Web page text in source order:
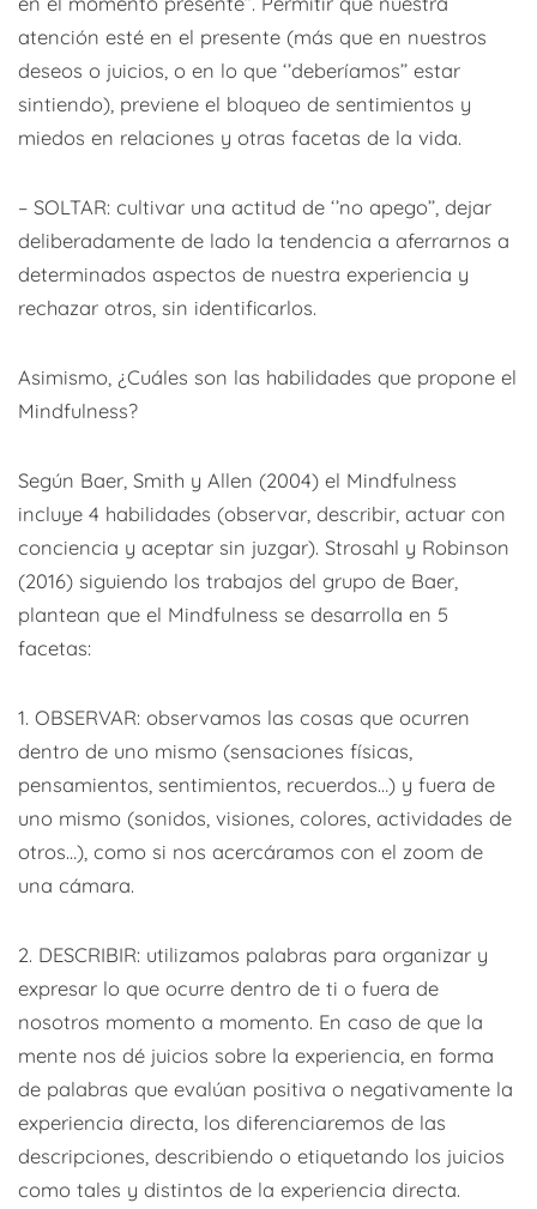
atención esté en el presente (más que en nuestros
deseos o juicios, o en lo que ‘’deberíamos’’ estar
sintiendo), previene el bloqueo de sentimientos y
miedos en relaciones y otras facetas de la vida.
– SOLTAR: cultivar una actitud de ‘’no apego’’, dejar
deliberadamente de lado la tendencia a aferrarnos a
determinados aspectos de nuestra experiencia y
rechazar otros, sin identificarlos.
Asimismo, ¿Cuáles son las habilidades que propone el
Mindfulness?
Según Baer, Smith y Allen (2004) el Mindfulness
incluye 4 habilidades (observar, describir, actuar con
conciencia y aceptar sin juzgar). Strosahl y Robinson
(2016) siguiendo los trabajos del grupo de Baer,
plantean que el Mindfulness se desarrolla en 5
facetas:
1. OBSERVAR: observamos las cosas que ocurren
dentro de uno mismo (sensaciones físicas,
pensamientos, sentimientos, recuerdos…) y fuera de
uno mismo (sonidos, visiones, colores, actividades de
otros…), como si nos acercáramos con el zoom de
una cámara.
2. DESCRIBIR: utilizamos palabras para organizar y
expresar lo que ocurre dentro de ti o fuera de
nosotros momento a momento. En caso de que la
mente nos dé juicios sobre la experiencia, en forma
de palabras que evalúan positiva o negativamente la
experiencia directa, los diferenciaremos de las
descripciones, describiendo o etiquetando los juicios
como tales y distintos de la experiencia directa.